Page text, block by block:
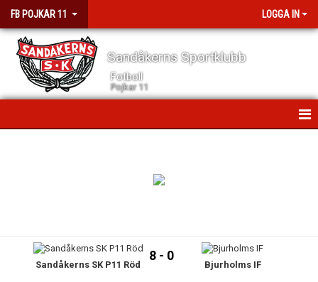
FB POJKAR 11 LOGGA IN
Sandåkerns Sportklubb
Fotboll
Pojkar 11
KONTAKTSandåkerns SK P11 Röd
8 - 0
Bjurholms IF